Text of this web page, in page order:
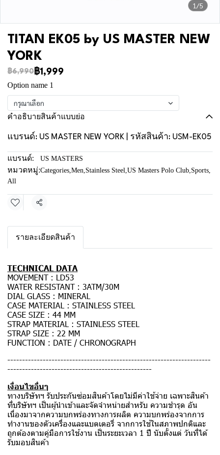
1/5
TITAN EK05 by US MASTER NEW
YORK
฿6,990 ฿1,999
Option name 1
กรุณาเลือก
คำอธิบายสินค้าแบบย่อ
แบรนด์: US MASTER NEW YORK | รหัสสินค้า: USM-EK05
แบรนด์: US MASTERS
หมวดหมู่:Categories,Men,Stainless Steel,US Masters Polo Club,Sports,
All
แชร์
รายละเอียดสินค้า
TECHNICAL DATA
MOVEMENT : LD53
WATER RESISTANT : 3ATM/30M
DIAL GLASS : MINERAL
CASE MATERIAL : STAINLESS STEEL
CASE SIZE : 44 MM
STRAP MATERIAL : STAINLESS STEEL
STRAP SIZE : 22 MM
FUNCTION : DATE / CHRONOGRAPH
---------------------------------------------------------------------
-------------------------------------------------
เงื่อนไขอื่นๆ
ทางบริษัทฯ รับประกันซ่อมสินค้าโดยไม่มีค่าใช้จ่าย เฉพาะสินค้า
ที่บริษัทฯ เป็นผู้นำเข้าและจัดจำหน่ายสำหรับ ความชำรุด อัน
เนื่องมาจากความบกพร่องทางการผลิต ความบกพร่องจากการ
ทำงานของตัวเครื่องและแบตเตอรี่ จากการใช้ในสภาพปกติและ
ถูกต้องตามคู่มือการใช้งาน เป็นระยะเวลา 1 ปี นับตั้งแต่ วันที่ได้
รับมอบสินค้า